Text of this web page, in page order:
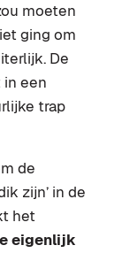
moeten
ging om
De
een
trap
de
zijn’ in de
het
eigenlijk